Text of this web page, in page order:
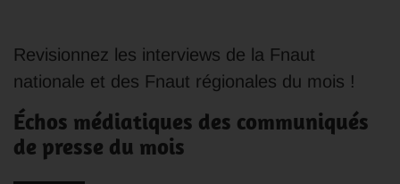
Revisionnez les interviews de la Fnaut
nationale et des Fnaut régionales du mois !
Échos médiatiques des communiqués
de presse du mois